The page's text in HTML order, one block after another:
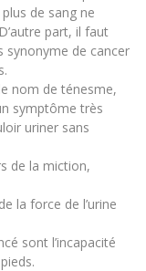
de sang ne
part, il faut
synonyme de cancer
nom de ténesme,
symptôme très
uriner sans
de la miction,
la force de l’urine
sont l’incapacité